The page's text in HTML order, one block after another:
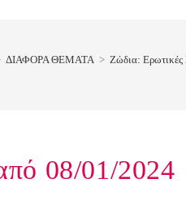
ΔΙΑΦΟΡΑ ΘΕΜΑΤΑ > Ζώδια:
08/01/2024